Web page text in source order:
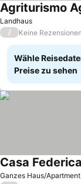
Landhaus
Agriturismo
/ Keine
Wähle
Preise zu sehen
Ganzes Haus/Apartment
Casa Federica